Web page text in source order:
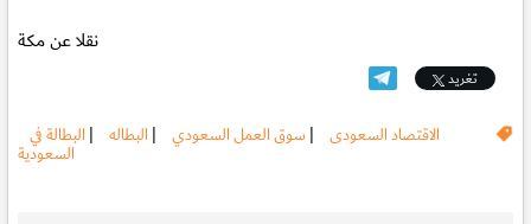
نقلا عن مكة
تغريد
الاقتصاد السعودى |سوق العمل السعودي | البطاله | البطالة في
السعودية